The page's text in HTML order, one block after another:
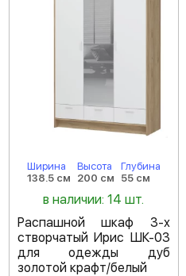
Ширина
138.5 см
Высота
200 см
Глубина
55 см
в наличии: 14 шт.
Распашной шкаф 3-х
створчатый Ирис ШК-03
для одежды дуб
золотой крафт/белый